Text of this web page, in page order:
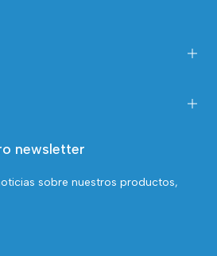
newsletter
sobre nuestros productos,